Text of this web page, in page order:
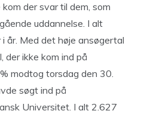
kom der svar til dem, som
uddannelse. I alt
år. Med det høje ansøgertal
der ikke kom ind på
modtog torsdag den 30.
søgt ind på
Universitet. I alt 2.627